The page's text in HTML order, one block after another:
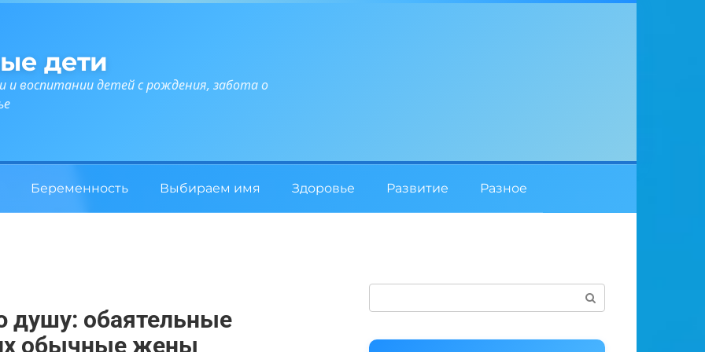
дети
и воспитании детей с рождения, забота о
Беременность Выбираем имя Здоровье Развитие Разное
душу: обаятельные
обычные жены